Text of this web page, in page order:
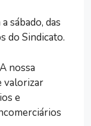
sábado, das
do Sindicato.
nossa
valorizar
e